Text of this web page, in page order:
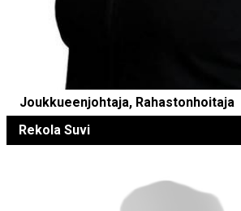
Joukkueenjohtaja, Rahastonhoitaja
Rekola Suvi